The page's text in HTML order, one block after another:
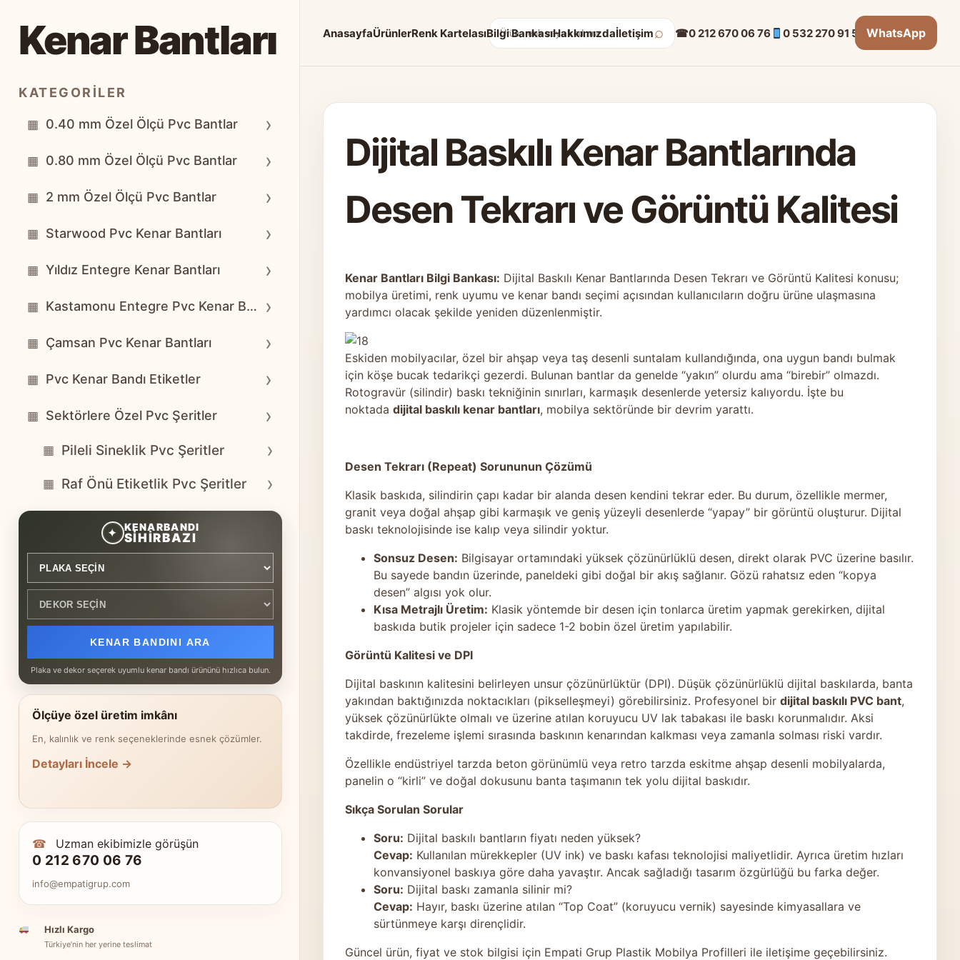
Kenar Bantları
KATEGORILER
▦ 0.40 mm Özel Ölçü Pvc Bantlar ›
▦ 0.80 mm Özel Ölçü Pvc Bantlar ›
▦ 2 mm Özel Ölçü Pvc Bantlar ›
▦ Starwood Pvc Kenar Bantları ›
▦ Yıldız Entegre Kenar Bantları ›
▦ Kastamonu Entegre Pvc Kenar Bantları ›
▦ Çamsan Pvc Kenar Bantları ›
▦ Pvc Kenar Bandı Etiketler ›
▦ Sektörlere Özel Pvc Şeritler ›
▦ Pileli Sineklik Pvc Şeritler ›
▦ Raf Önü Etiketlik Pvc Şeritler ›
✦ KENARBANDI
SİHİRBAZI
KENAR BANDINI ARA
Plaka ve dekor seçerek uyumlu kenar bandı ürününü hızlıca bulun.
Ölçüye özel üretim imkânı
En, kalınlık ve renk seçeneklerinde esnek çözümler.
Detayları İncele →
☎ Uzman ekibimizle görüşün
0 212 670 06 76
info@empatigrup.com
Hızlı Kargo
Türkiye’nin her yerine teslimat
AnasayfaÜrünlerRenk KartelasıBilgi BankasıHakkımızdaİletişim
Arama: ⌕ ☎0 212 670 06 76 0 532 270 91 53 WhatsApp
Dijital Baskılı Kenar Bantlarında
Desen Tekrarı ve Görüntü Kalitesi
Kenar Bantları Bilgi Bankası: Dijital Baskılı Kenar Bantlarında Desen Tekrarı ve Görüntü Kalitesi konusu;
mobilya üretimi, renk uyumu ve kenar bandı seçimi açısından kullanıcıların doğru ürüne ulaşmasına
yardımcı olacak şekilde yeniden düzenlenmiştir.
Eskiden mobilyacılar, özel bir ahşap veya taş desenli suntalam kullandığında, ona uygun bandı bulmak
için köşe bucak tedarikçi gezerdi. Bulunan bantlar da genelde “yakın” olurdu ama “birebir” olmazdı.
Rotogravür (silindir) baskı tekniğinin sınırları, karmaşık desenlerde yetersiz kalıyordu. İşte bu
noktada dijital baskılı kenar bantları, mobilya sektöründe bir devrim yarattı.
Desen Tekrarı (Repeat) Sorununun Çözümü
Klasik baskıda, silindirin çapı kadar bir alanda desen kendini tekrar eder. Bu durum, özellikle mermer,
granit veya doğal ahşap gibi karmaşık ve geniş yüzeyli desenlerde “yapay” bir görüntü oluşturur. Dijital
baskı teknolojisinde ise kalıp veya silindir yoktur.
Sonsuz Desen: Bilgisayar ortamındaki yüksek çözünürlüklü desen, direkt olarak PVC üzerine basılır.
Bu sayede bandın üzerinde, paneldeki gibi doğal bir akış sağlanır. Gözü rahatsız eden “kopya
desen” algısı yok olur.
Kısa Metrajlı Üretim: Klasik yöntemde bir desen için tonlarca üretim yapmak gerekirken, dijital
baskıda butik projeler için sadece 1-2 bobin özel üretim yapılabilir.
Görüntü Kalitesi ve DPI
Dijital baskının kalitesini belirleyen unsur çözünürlüktür (DPI). Düşük çözünürlüklü dijital baskılarda, banta
yakından baktığınızda noktacıkları (pikselleşmeyi) görebilirsiniz. Profesyonel bir dijital baskılı PVC bant,
yüksek çözünürlükte olmalı ve üzerine atılan koruyucu UV lak tabakası ile baskı korunmalıdır. Aksi
takdirde, frezeleme işlemi sırasında baskının kenarından kalkması veya zamanla solması riski vardır.
Özellikle endüstriyel tarzda beton görünümlü veya retro tarzda eskitme ahşap desenli mobilyalarda,
panelin o “kirli” ve doğal dokusunu banta taşımanın tek yolu dijital baskıdır.
Sıkça Sorulan Sorular
Soru: Dijital baskılı bantların fiyatı neden yüksek?
Cevap: Kullanılan mürekkepler (UV ink) ve baskı kafası teknolojisi maliyetlidir. Ayrıca üretim hızları
konvansiyonel baskıya göre daha yavaştır. Ancak sağladığı tasarım özgürlüğü bu farka değer.
Soru: Dijital baskı zamanla silinir mi?
Cevap: Hayır, baskı üzerine atılan “Top Coat” (koruyucu vernik) sayesinde kimyasallara ve
sürtünmeye karşı dirençlidir.
Güncel ürün, fiyat ve stok bilgisi için Empati Grup Plastik Mobilya Profilleri ile iletişime geçebilirsiniz.